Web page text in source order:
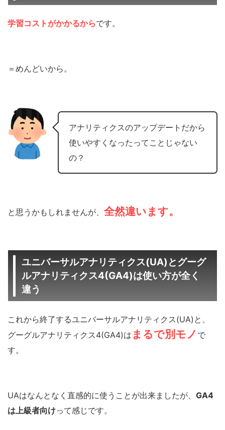
学習コストがかかるからです。
＝めんどいから。
アナリティクスのアップデートだから
使いやすくなったってことじゃない
の？
と思うかもしれませんが、 全然違います。
ユニバーサルアナリティクス(UA)とグーグ
ルアナリティクス4(GA4)は使い方が全く
違う
これから終了するユニバーサルアナリティクス(UA)と、
グーグルアナリティクス4(GA4)は まるで別モノ で
す。
UAはなんとなく直感的に使うことが出来ましたが、 GA4
は上級者向けって感じです。